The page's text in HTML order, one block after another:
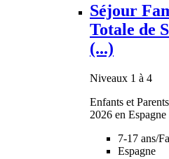
Séjour
Totale de
(...)
Niveaux 1 à 4
Enfants et
2026 en Espagne
7-17 ans/
Espagne